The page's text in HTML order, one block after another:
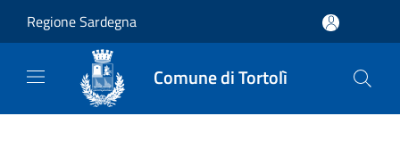
Regione Sardegna
Comune di Tortolì